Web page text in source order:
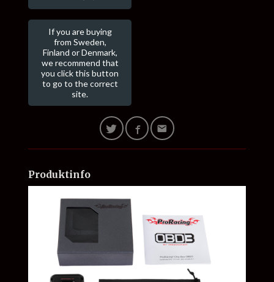
If you are buying
from Sweden,
Finland or Denmark,
we recommend that
you click this button
to go to the correct
site.
Produktinfo